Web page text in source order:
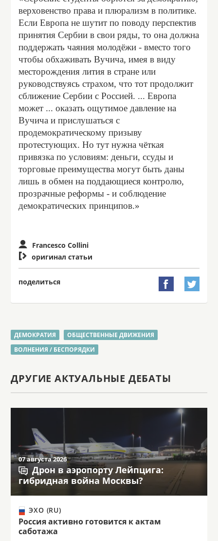
верховенство права и плюрализм в политике.
Если Европа не шутит по поводу перспектив
принятия Сербии в свои ряды, то она должна
поддержать чаяния молодёжи - вместо того
чтобы обхаживать Вучича, имея в виду
месторождения лития в стране или
руководствуясь страхом, что тот продолжит
сближение Сербии с Россией. ... Европа
может ... оказать ощутимое давление на
Вучича и прислушаться с
продемократическому призыву
протестующих. Но тут нужна чёткая
привязка по условиям: деньги, ссуды и
торговые преимущества могут быть даны
лишь в обмен на поддающиеся контролю,
прозрачные реформы - и соблюдение
демократических принципов.»
Francesco Collini
 оригинал статьи
поделиться  
ДЕМОКРАТИЯ
ОБЩЕСТВЕННЫЕ ДВИЖЕНИЯ
ВОЛНЕНИЯ / БЕСПОРЯДКИ
ДРУГИЕ АКТУАЛЬНЫЕ ДЕБАТЫ
07 августа 2026
Дрон в аэропорту Лейпцига:
гибридная война Москвы?
ЭХО (RU)
Россия активно готовится к актам
саботажа